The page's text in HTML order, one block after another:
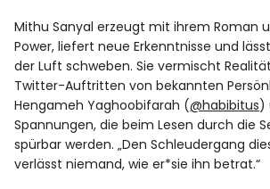
Mithu Sanyal erzeugt mit ihrem Roman
Power, liefert neue Erkenntnisse und
der Luft schweben. Sie vermischt
Twitter-Auftritten von bekannten
Hengameh Yaghoobifarah (@habibitus)
Spannungen, die beim Lesen durch die
spürbar werden. „Den Schleudergang
verlässt niemand, wie er*sie ihn betrat.“